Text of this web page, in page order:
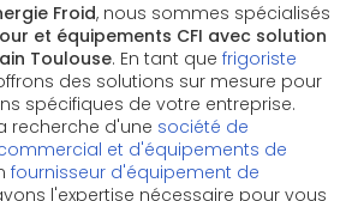
Froid, nous sommes spécialisés
et équipements CFI avec solution
Toulouse. En tant que frigoriste
des solutions sur mesure pour
spécifiques de votre entreprise.
recherche d'une société de
et d'équipements de
fournisseur d'équipement de
l'expertise nécessaire pour vous